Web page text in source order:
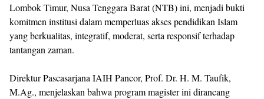
Lombok Timur, Nusa Tenggara Barat (NTB) ini, menjadi bukti
komitmen institusi dalam memperluas akses pendidikan Islam
yang berkualitas, integratif, moderat, serta responsif terhadap
tantangan zaman.
Direktur Pascasarjana IAIH Pancor, Prof. Dr. H. M. Taufik,
M.Ag., menjelaskan bahwa program magister ini dirancang